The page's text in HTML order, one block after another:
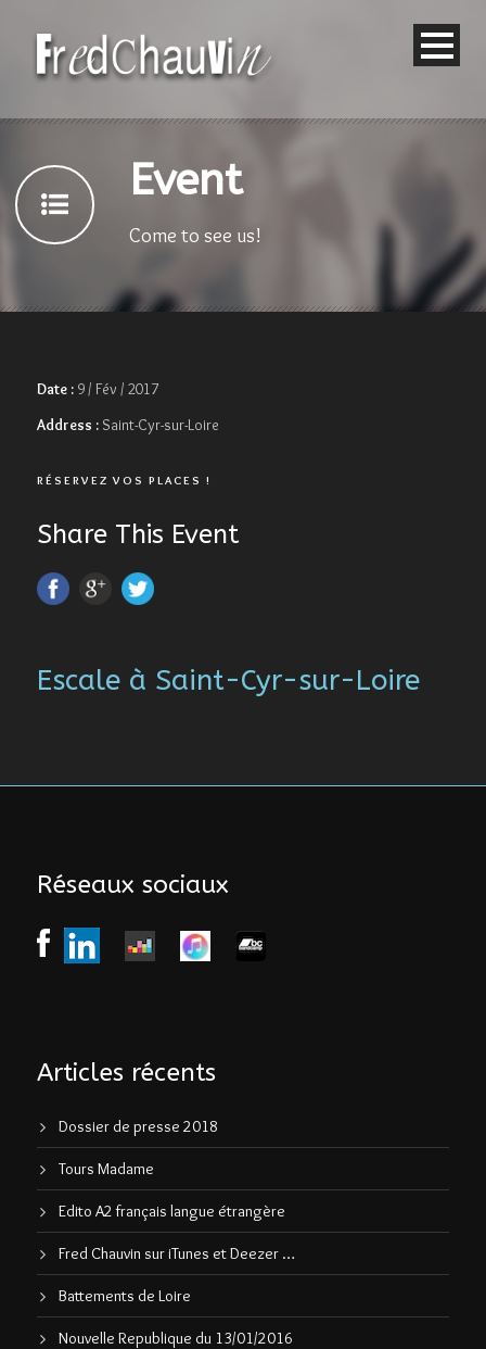
Event
Come to see us!
Date : 9 / Fév / 2017
Address : Saint-Cyr-sur-Loire
RÉSERVEZ VOS PLACES !
Share This Event
Escale à Saint-Cyr-sur-Loire
Réseaux sociaux
Articles récents
Dossier de presse 2018
Tours Madame
Edito A2 français langue étrangère
Fred Chauvin sur iTunes et Deezer …
Battements de Loire
Nouvelle Republique du 13/01/2016